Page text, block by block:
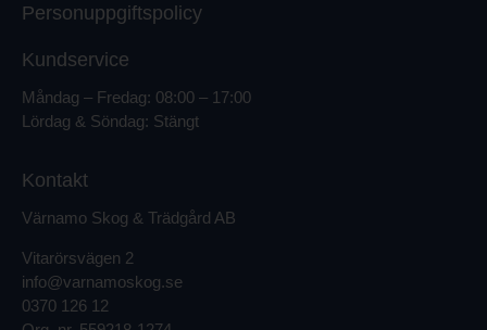
Personuppgiftspolicy
Kundservice
Måndag – Fredag: 08:00 – 17:00
Lördag & Söndag: Stängt
Kontakt
Värnamo Skog & Trädgård AB
Vitarörsvägen 2
info@varnamoskog.se
0370 126 12